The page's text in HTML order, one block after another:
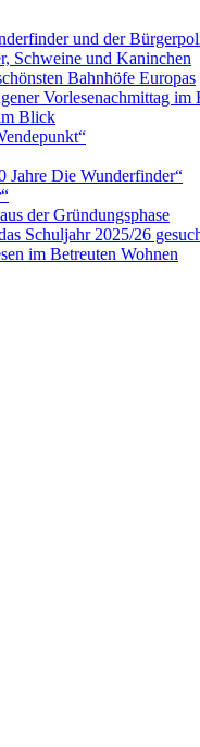
und der
Schweine und Kaninchen
Bahnhöfe Europas
Vorlesenachmittag im
Blick
Jahre Die Wunderfinder“
der Gründungsphase
Schuljahr 2025/26
im Betreuten Wohnen